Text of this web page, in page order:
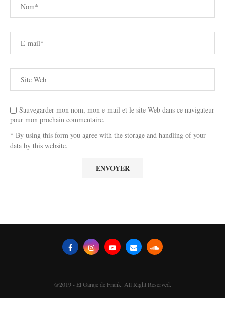
Sauvegarder mon nom, mon e-mail et le site Web dans ce navigateur
pour mon prochain commentaire.
* By using this form you agree with the storage and handling of your
data by this website.
@2019 - El Garaje de Frank. All Right Reserved.